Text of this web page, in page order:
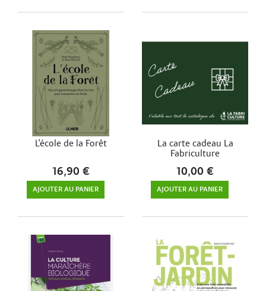
L'école de la Forêt
16,90 €
AJOUTER AU PANIER
La carte cadeau La
Fabriculture
10,00 €
AJOUTER AU PANIER